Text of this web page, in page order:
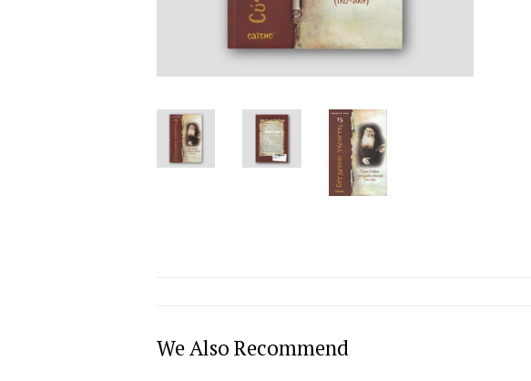
We Also Recommend